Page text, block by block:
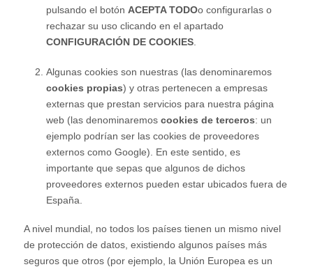
pulsando el botón ACEPTA TODOo configurarlas o
rechazar su uso clicando en el apartado
CONFIGURACIÓN DE COOKIES
Algunas cookies son nuestras (las denominaremos
cookies propias) y otras pertenecen a empresas
externas que prestan servicios para nuestra página
web (las denominaremoscookies de terceros: un
ejemplo podrían ser las cookies de proveedores
externos como Google). En este sentido, es
importante que sepas que algunos de dichos
proveedores externos pueden estar ubicados fuera de
España.
A nivel mundial, no todos los países tienen un mismo nivel
de protección de datos, existiendo algunos países más
seguros que otros (por ejemplo, la Unión Europea es un